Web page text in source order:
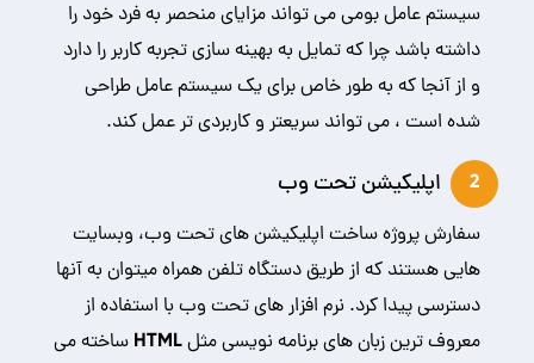
سیستم عامل بومی می تواند مزایای منحصر به فرد خود را
داشته باشد چرا که تمایل به بهینه سازی تجربه کاربر را دارد
و از آنجا که به طور خاص برای یک سیستم عامل طراحی
شده است ، می تواند سریعتر و کاربردی تر عمل کند.
2 اپلیکیشن تحت وب
سفارش پروژه ساخت اپلیکیشن های تحت وب، وبسایت
هایی هستند که از طریق دستگاه تلفن همراه میتوان به آنها
دسترسی پیدا کرد. نرم افزار های تحت وب با استفاده از
معروف ترین زبان های برنامه نویسی مثل HTML ساخته می